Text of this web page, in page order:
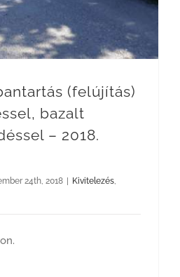
(felújítás)
bazalt
– 2018.
24th, 2018 Kivitelezés,